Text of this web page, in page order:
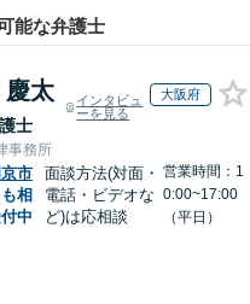
能な弁護士
慶太
士
インタビュ
ーを見る
大阪府
事務所
市
相
中
面談方法(対面・
電話・ビデオな
ど)は応相談
営業時間：1
0:00~17:00
（平日）